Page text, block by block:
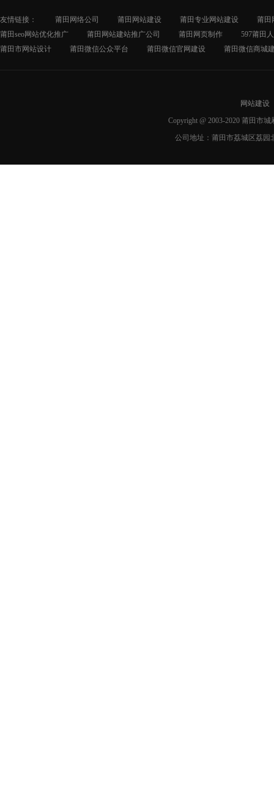
友情链接： 莆田网络公司 莆田网站建设 莆田专业网站建设
莆田
莆田seo网站优化推广
莆田网站建站推广公司 莆田网页制作
597莆田
莆田市网站设计
莆田微信公众平台 莆田微信官网建设 莆田微信商城
网站建设
Copyright @ 2003-2020 莆田市
公司地址：莆田市荔城区荔